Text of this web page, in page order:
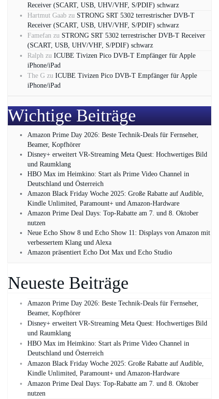
Receiver (SCART, USB, UHV/VHF, S/PDIF) schwarz
Hartmut Gaab zu STRONG SRT 5302 terrestrischer DVB-T
Receiver (SCART, USB, UHV/VHF, S/PDIF) schwarz
Famefan zu STRONG SRT 5302 terrestrischer DVB-T Receiver
(SCART, USB, UHV/VHF, S/PDIF) schwarz
Ralph zu ICUBE Tivizen Pico DVB-T Empfänger für Apple
iPhone/iPad
The G zu ICUBE Tivizen Pico DVB-T Empfänger für Apple
iPhone/iPad
Wichtige Beiträge
Amazon Prime Day 2026: Beste Technik-Deals für Fernseher,
Beamer, Kopfhörer
Disney+ erweitert VR‑Streaming Meta Quest: Hochwertiges Bild
und Raumklang
HBO Max im Heimkino: Start als Prime Video Channel in
Deutschland und Österreich
Amazon Black Friday Woche 2025: Große Rabatte auf Audible,
Kindle Unlimited, Paramount+ und Amazon‑Hardware
Amazon Prime Deal Days: Top-Rabatte am 7. und 8. Oktober
nutzen
Neue Echo Show 8 und Echo Show 11: Displays von Amazon mit
verbessertem Klang und Alexa
Amazon präsentiert Echo Dot Max und Echo Studio
Neueste Beiträge
Amazon Prime Day 2026: Beste Technik-Deals für Fernseher,
Beamer, Kopfhörer
Disney+ erweitert VR‑Streaming Meta Quest: Hochwertiges Bild
und Raumklang
HBO Max im Heimkino: Start als Prime Video Channel in
Deutschland und Österreich
Amazon Black Friday Woche 2025: Große Rabatte auf Audible,
Kindle Unlimited, Paramount+ und Amazon‑Hardware
Amazon Prime Deal Days: Top-Rabatte am 7. und 8. Oktober
nutzen